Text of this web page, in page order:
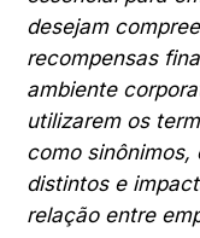
desejam
recompensas
ambiente
utilizarem os
como sinônimos,
distintos e
relação entre